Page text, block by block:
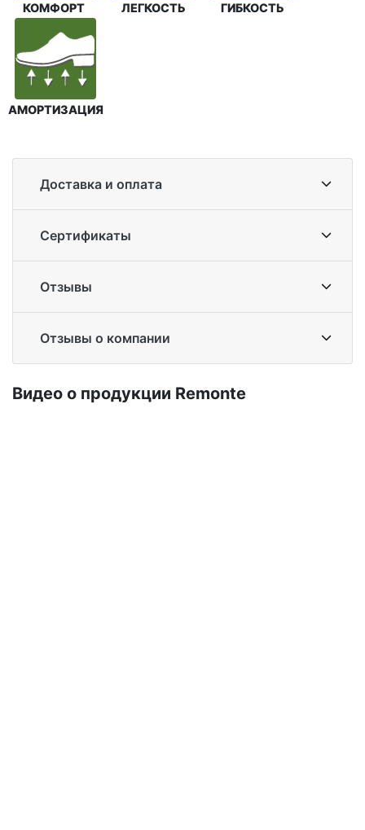
КОМФОРТ ЛЕГКОСТЬ ГИБКОСТЬ
АМОРТИЗАЦИЯ
Доставка и оплата
Сертификаты
Отзывы
Отзывы о компании
Ви­део о про­дук­ции Re­mon­te